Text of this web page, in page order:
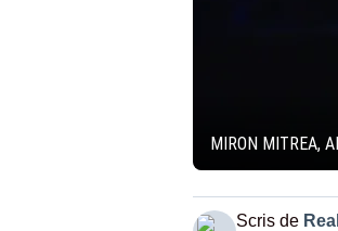
MIRON MITREA,
Scris de